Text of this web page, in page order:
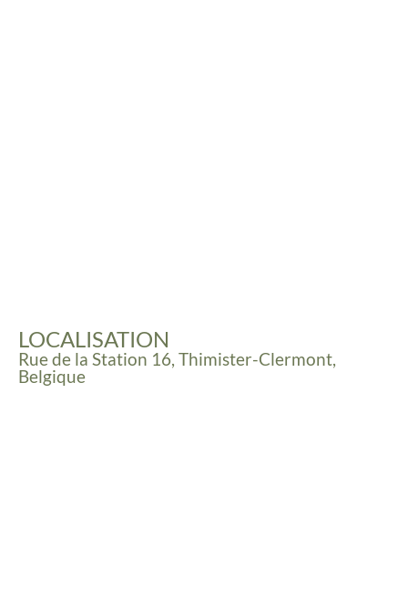
LOCALISATION
Rue de la Station 16, Thimister-Clermont,
Belgique